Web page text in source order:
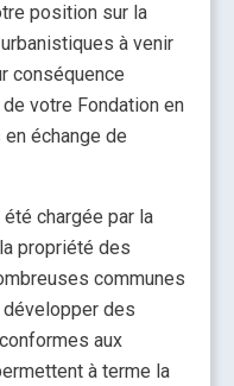
position sur la
à venir
conséquence
votre Fondation en
échange de
chargée par la
propriété des
communes
développer des
aux
à terme la